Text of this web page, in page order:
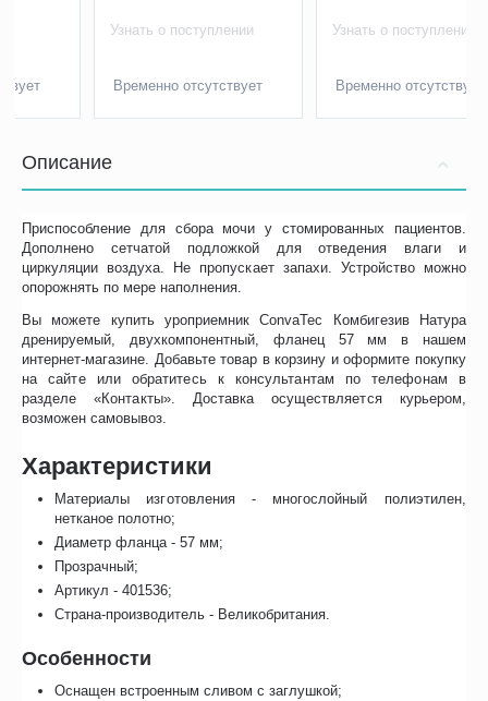
мм, арт. 125903
Узнать о поступлении
Временно отсутствует
двухкомпонентный,
фланец 57 мм, арт.
Узнать о поступлении
Временно отсутствует
Описание
Приспособление для сбора мочи у стомированных пациентов.
Дополнено сетчатой подложкой для отведения влаги и
циркуляции воздуха. Не пропускает запахи. Устройство можно
опорожнять по мере наполнения.
Вы можете купить уроприемник ConvaTec Комбигезив Натура
дренируемый, двухкомпонентный, фланец 57 мм в нашем
интернет-магазине. Добавьте товар в корзину и оформите покупку
на сайте или обратитесь к консультантам по телефонам в
разделе «Контакты». Доставка осуществляется курьером,
возможен самовывоз.
Характеристики
Материалы изготовления - многослойный полиэтилен,
нетканое полотно;
Диаметр фланца - 57 мм;
Прозрачный;
Артикул - 401536;
Страна-производитель - Великобритания.
Особенности
Оснащен встроенным сливом с заглушкой;